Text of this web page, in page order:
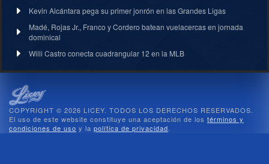
Kevin Alcántara pega su primer jonrón en las Grandes Ligas
Madé, Rojas Jr., Franco y Cordero batean vuelacercas en jornada
dominical
Willi Castro conecta cuadrangular 12 en la MLB
COPYRIGHT © 2026 LICEY. TODOS LOS DERECHOS RESERVADOS.
El uso de este website constituye una aceptación de los términos y
condiciones de uso y la política de privacidad